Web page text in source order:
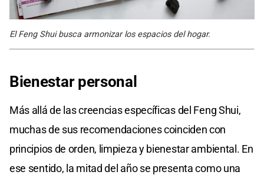
El Feng Shui busca armonizar los espacios del hogar.
Bienestar personal
Más allá de las creencias específicas del Feng Shui,
muchas de sus recomendaciones coinciden con
principios de orden, limpieza y bienestar ambiental. En
ese sentido, la mitad del año se presenta como una